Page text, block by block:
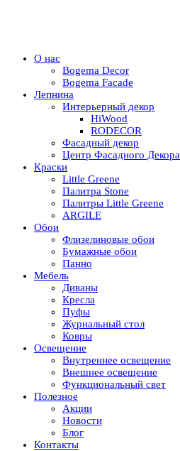
О нас
Bogema Decor
Bogema Facade
Лепнина
Интерьерный декор
HiWood
RODECOR
Фасадный декор
Центр Фасадного Декора
Краски
Little Greene
Палитра Stone
Палитры Little Greene
ARGILE
Обои
Флизелиновые обои
Бумажные обои
Панно
Мебель
Диваны
Кресла
Пуфы
Журнальный стол
Ковры
Освещение
Внутреннее освещение
Внешнее освещение
Функциональный свет
Полезное
Акции
Новости
Блог
Контакты